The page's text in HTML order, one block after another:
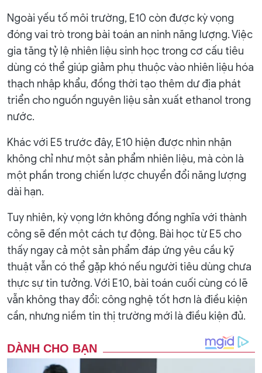
Ngoài yếu tố môi trường, E10 còn được kỳ vọng
đóng vai trò trong bài toán an ninh năng lượng. Việc
gia tăng tỷ lệ nhiên liệu sinh học trong cơ cấu tiêu
dùng có thể giúp giảm phụ thuộc vào nhiên liệu hóa
thạch nhập khẩu, đồng thời tạo thêm dư địa phát
triển cho nguồn nguyên liệu sản xuất ethanol trong
nước.
Khác với E5 trước đây, E10 hiện được nhìn nhận
không chỉ như một sản phẩm nhiên liệu, mà còn là
một phần trong chiến lược chuyển đổi năng lượng
dài hạn.
Tuy nhiên, kỳ vọng lớn không đồng nghĩa với thành
công sẽ đến một cách tự động. Bài học từ E5 cho
thấy ngay cả một sản phẩm đáp ứng yêu cầu kỹ
thuật vẫn có thể gặp khó nếu người tiêu dùng chưa
thực sự tin tưởng. Với E10, bài toán cuối cùng có lẽ
vẫn không thay đổi: công nghệ tốt hơn là điều kiện
cần, nhưng niềm tin thị trường mới là điều kiện đủ.